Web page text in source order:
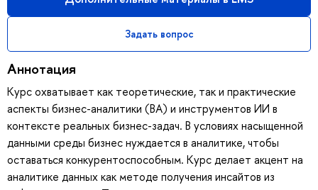
Задать вопрос
Аннотация
Курс охватывает как теоретические, так и практические
аспекты бизнес-аналитики (BA) и инструментов ИИ в
контексте реальных бизнес-задач. В условиях насыщенной
данными среды бизнес нуждается в аналитике, чтобы
оставаться конкурентоспособным. Курс делает акцент на
аналитике данных как методе получения инсайтов из